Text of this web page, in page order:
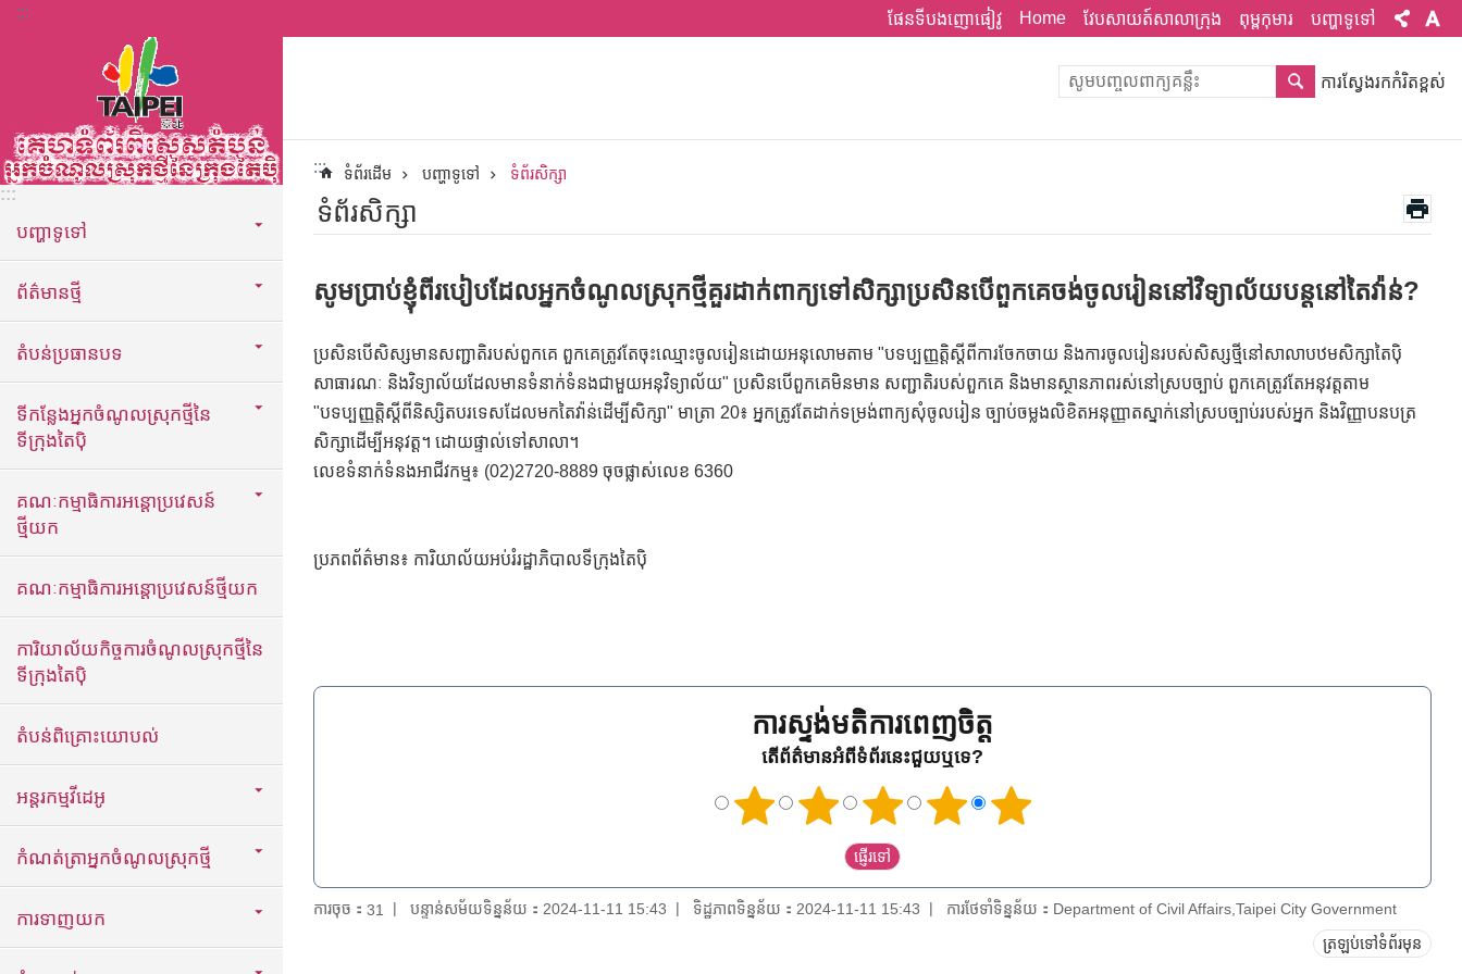
ទៅកាន់មាតិកាប្លុកមាតិកាសំខាន់
::: ផែនទីបងញោផៀវូ Home វែបសាយត៍សាលាក្រុង ពុម្ពកុមារ បញ្ហាទូទៅ
:::
បញ្ហាទូទៅ
ព័ត៌មានថ្មី
តំបន់ប្រធានបទ
ទីកន្លែងអ្នកចំណូលស្រុកថ្មីនៃ
ទីក្រុងតៃប៉ិ
គណៈកម្មាធិការអន្តោប្រវេសន៍
ថ្មីយក
គណៈកម្មាធិការអន្តោប្រវេសន៍ថ្មីយក
ការិយាល័យកិច្ចការចំណូលស្រុកថ្មីនៃ
ទីក្រុងតៃប៉ិ
តំបន់ពិគ្រោះយោបល់
អន្តរកម្មវីដេអូ
កំណត់ត្រាអ្នកចំណូលស្រុកថ្មី
ការទាញយក
ការស្វែងរកកំរិតខ្ពស់
::: ទំព័រដើម បញ្ហាទូទៅ ទំព័រសិក្សា
ទំព័រសិក្សា
សូមប្រាប់ខ្ញុំពីរបៀបដែលអ្នកចំណូលស្រុកថ្មីគួរដាក់ពាក្យទៅសិក្សាប្រសិនបើពួកគេចង់ចូលរៀននៅវិទ្យាល័យបន្តនៅតៃវ៉ាន់?
ប្រសិនបើសិស្សមានសញ្ជាតិរបស់ពួកគេ ពួកគេត្រូវតែចុះឈ្មោះចូលរៀនដោយអនុលោមតាម "បទប្បញ្ញត្តិស្តីពីការចែកចាយ និងការចូលរៀនរបស់សិស្សថ្មីនៅសាលាបឋមសិក្សាតៃប៉ិ
សាធារណៈ និងវិទ្យាល័យដែលមានទំនាក់ទំនងជាមួយអនុវិទ្យាល័យ" ប្រសិនបើពួកគេមិនមាន សញ្ជាតិរបស់ពួកគេ និងមានស្ថានភាពរស់នៅស្របច្បាប់ ពួកគេត្រូវតែអនុវត្តតាម
"បទប្បញ្ញត្តិស្តីពីនិស្សិតបរទេសដែលមកតៃវ៉ាន់ដើម្បីសិក្សា" មាត្រា 20៖ អ្នកត្រូវតែដាក់ទម្រង់ពាក្យសុំចូលរៀន ច្បាប់ចម្លងលិខិតអនុញ្ញាតស្នាក់នៅស្របច្បាប់របស់អ្នក និងវិញ្ញាបនបត្រ
សិក្សាដើម្បីអនុវត្ត។ ដោយផ្ទាល់ទៅសាលា។
លេខទំនាក់ទំនងអាជីវកម្ម៖ (02)2720-8889 ចុចផ្លាស់លេខ 6360
ប្រភពព័ត៌មាន៖ ការិយាល័យអប់រំរដ្ឋាភិបាលទីក្រុងតៃប៉ិ
ការស្ទង់មតិការពេញចិត្ត
តើព័ត៌មានអំពីទំព័រនេះជួយឬទេ?
ការចុច： 31 បន្ទាន់សម័យទិន្នន័យ：2024-11-11 15:43 ទិដ្ឋភាពទិន្នន័យ：2024-11-11 15:43 ការថែទាំទិន្នន័យ：Department of Civil Affairs,Taipei City Government
ត្រឡប់ទៅទំព័រមុន